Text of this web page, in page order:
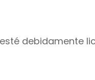
debidamente